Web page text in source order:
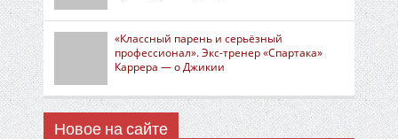
«Классный парень и серьёзный
профессионал». Экс-тренер «Спартака»
Каррера — о Джикии
Новое на сайте